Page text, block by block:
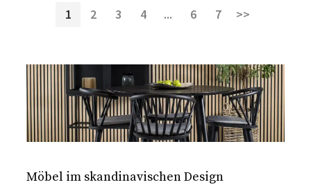
1 2 3 4 ... 6 7 >>
Möbel im skandinavischen Design